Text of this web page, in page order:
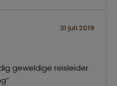
31 juli 2019
geweldige reisleider